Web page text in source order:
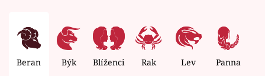
Beran Býk Blíženci Rak Lev Panna